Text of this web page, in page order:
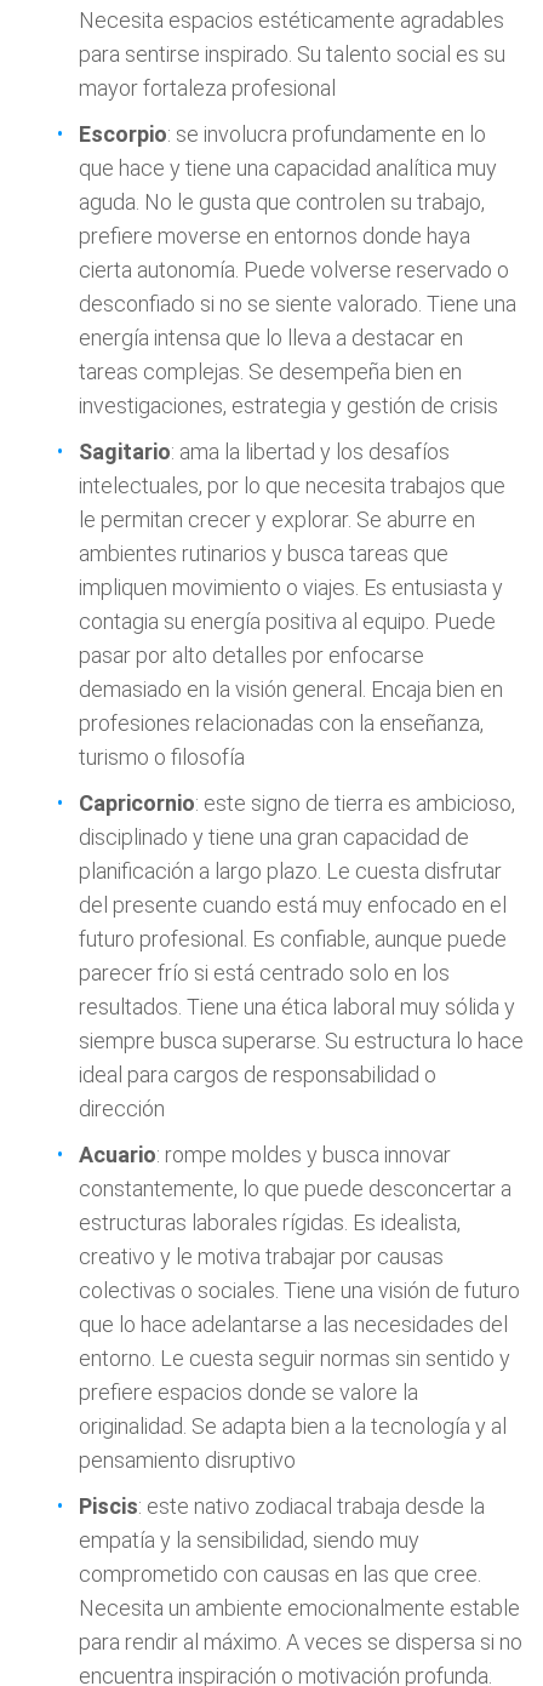
Necesita espacios estéticamente agradables
para sentirse inspirado. Su talento social es su
mayor fortaleza profesional
Escorpio: se involucra profundamente en lo
que hace y tiene una capacidad analítica muy
aguda. No le gusta que controlen su trabajo,
prefiere moverse en entornos donde haya
cierta autonomía. Puede volverse reservado o
desconfiado si no se siente valorado. Tiene una
energía intensa que lo lleva a destacar en
tareas complejas. Se desempeña bien en
investigaciones, estrategia y gestión de crisis
Sagitario: ama la libertad y los desafíos
intelectuales, por lo que necesita trabajos que
le permitan crecer y explorar. Se aburre en
ambientes rutinarios y busca tareas que
impliquen movimiento o viajes. Es entusiasta y
contagia su energía positiva al equipo. Puede
pasar por alto detalles por enfocarse
demasiado en la visión general. Encaja bien en
profesiones relacionadas con la enseñanza,
turismo o filosofía
Capricornio: este signo de tierra es ambicioso,
disciplinado y tiene una gran capacidad de
planificación a largo plazo. Le cuesta disfrutar
del presente cuando está muy enfocado en el
futuro profesional. Es confiable, aunque puede
parecer frío si está centrado solo en los
resultados. Tiene una ética laboral muy sólida y
siempre busca superarse. Su estructura lo hace
ideal para cargos de responsabilidad o
dirección
Acuario: rompe moldes y busca innovar
constantemente, lo que puede desconcertar a
estructuras laborales rígidas. Es idealista,
creativo y le motiva trabajar por causas
colectivas o sociales. Tiene una visión de futuro
que lo hace adelantarse a las necesidades del
entorno. Le cuesta seguir normas sin sentido y
prefiere espacios donde se valore la
originalidad. Se adapta bien a la tecnología y al
pensamiento disruptivo
Piscis: este nativo zodiacal trabaja desde la
empatía y la sensibilidad, siendo muy
comprometido con causas en las que cree.
Necesita un ambiente emocionalmente estable
para rendir al máximo. A veces se dispersa si no
encuentra inspiración o motivación profunda.